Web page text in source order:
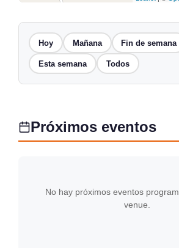
Hoy Mañana Fin de semana
Esta semana Todos
Próximos eventos
No hay próximos eventos
venue.